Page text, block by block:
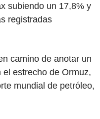
subiendo un 17,8% y
registradas
camino de anotar un
estrecho de Ormuz,
mundial de petróleo,